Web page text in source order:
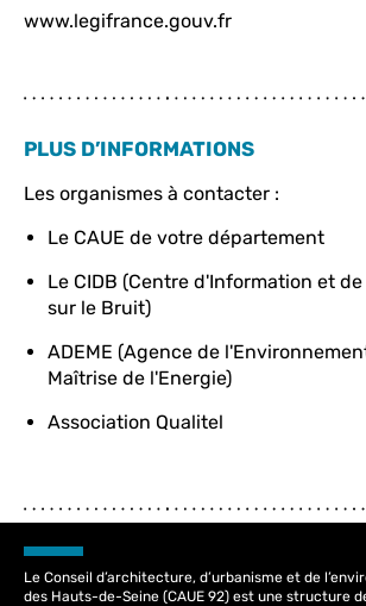
www.legifrance.gouv.fr
PLUS D’INFORMATIONS
Les organismes à contacter :
Le CAUE de votre département
Le CIDB (Centre d'Information et
sur le Bruit)
ADEME (Agence de
Maîtrise de l'Energie)
Association Qualitel
Le Conseil d’architecture, d’urbanisme et de
des Hauts-de-Seine (CAUE 92) est une structure